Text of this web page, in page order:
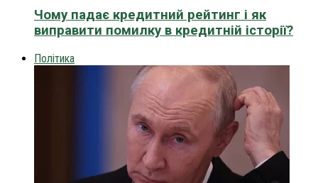
Чому падає кредитний рейтинг і як
виправити помилку в кредитній історії?
Політика